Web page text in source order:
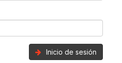
Inicio de sesión